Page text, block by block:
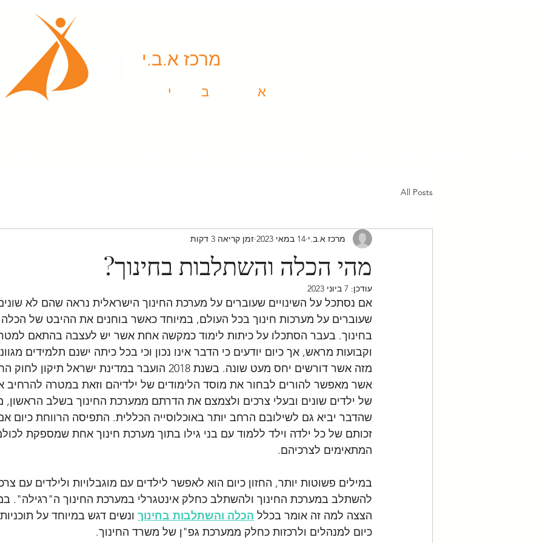
מרכז א.ב.י
א ב י
All Posts
מהי הכלה והשתלבות בחינוך?
מרכז א.ב.י 14 במאי 2023 זמן קריאה 3 דקות
עודכן: 7 ביוני 2023
אם נסתכל על השינויים שעוברים על מערכת החינוך הישראלית נראה שהם לא
שעוברים על מערכות חינוך בכל העולם, במיוחד כאשר בוחנים את ההיבט של
בחינוך. בעבר הסתכלו על כיתות לימוד כמקשה אחת אשר יש לעצבה בהתאם
וקבועות מראש, אך כיום יודעים כי הדבר אינו נכון וכי בכל כיתה ישנם תלמידים
מזה אשר דורשים יחס מעט שונה. בשנת 2018 הועבר במדינת ישראל
אשר מאפשר להורים לבחור את מוסד הלימודים של ילדיהם וזאת במטרה
של ילדים שונים ובעלי צרכים ולצמצם את הדרתם ממערכת החינוך בשלב הראשון,
שהדבר יביא גם לשילובם הרחב יותר באוכלוסייה הכללית. התפיסה הרווחת כיום
זכותם של כל ילדה וילד ללמוד עם בני גילו בתוך מערכת חינוך אחת שמספקת
המתאימים לצרכיהם.
במילים פשוטות יותר, החזון כיום הוא לאפשר לילדים עם מוגבלויות ולילדים עם
להשתלב במערכת החינוך ולהשתלב כחלק אינטגרלי במערכת החינוך ה"רגילה".
הצצה למה זה אומר בכלל הכלה והשתלבות בחינוך ונשים דגש במיוחד על
כיום למנהלים ולרכזות כחלק ממערכת גפ"ן של משרד החינוך.